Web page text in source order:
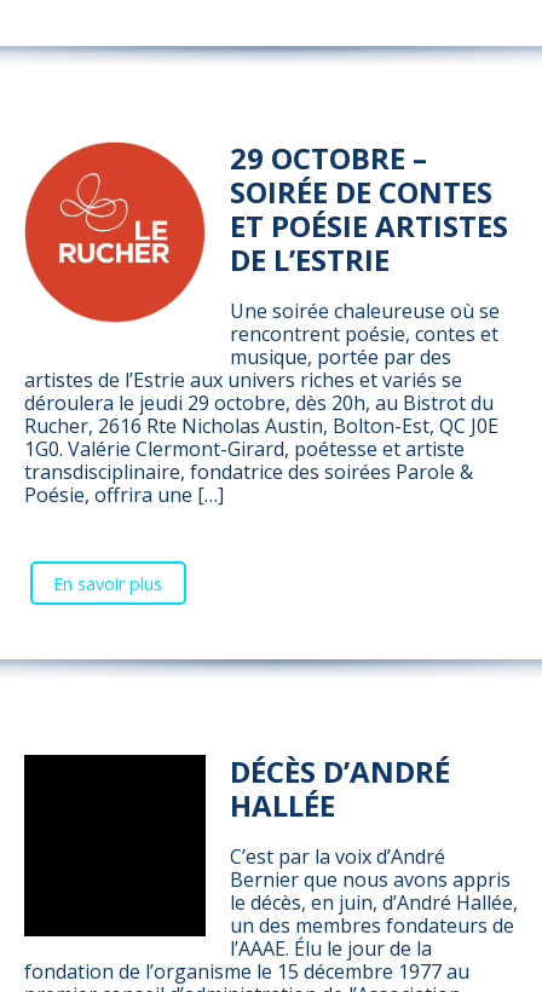
29 OCTOBRE –
SOIRÉE DE CONTES
ET POÉSIE ARTISTES
DE L’ESTRIE
Une soirée chaleureuse où se
rencontrent poésie, contes et
musique, portée par des
artistes de l’Estrie aux univers riches et variés se
déroulera le jeudi 29 octobre, dès 20h, au Bistrot du
Rucher, 2616 Rte Nicholas Austin, Bolton-Est, QC J0E
1G0. Valérie Clermont-Girard, poétesse et artiste
transdisciplinaire, fondatrice des soirées Parole &
Poésie, offrira une […]
En savoir plus
DÉCÈS D’ANDRÉ
HALLÉE
C’est par la voix d’André
Bernier que nous avons appris
le décès, en juin, d’André Hallée,
un des membres fondateurs de
l’AAAE. Élu le jour de la
fondation de l’organisme le 15 décembre 1977 au